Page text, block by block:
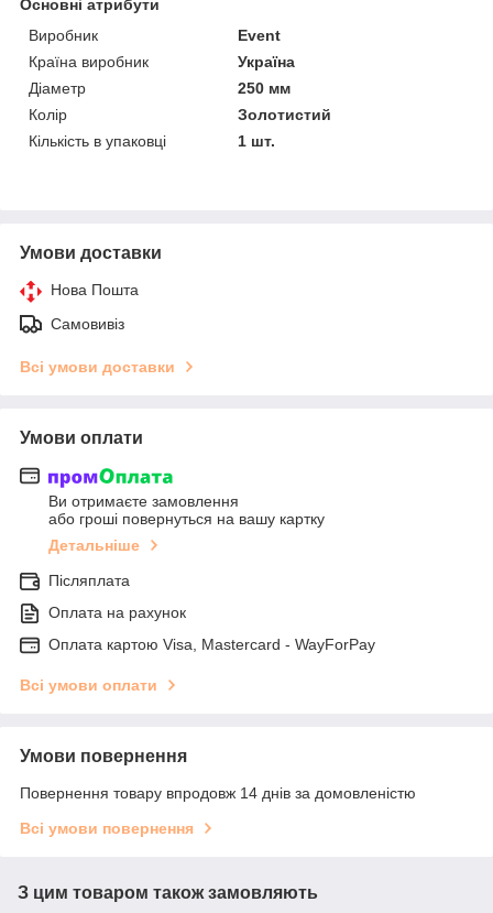
Основні атрибути
Виробник
Event
Країна виробник
Україна
Діаметр
250 мм
Колір
Золотистий
Кількість в упаковці
1 шт.
Умови доставки
Нова Пошта
Самовивіз
Всі умови доставки
Умови оплати
Ви отримаєте замовлення
або гроші повернуться на вашу картку
Детальніше
Післяплата
Оплата на рахунок
Оплата картою Visa, Mastercard - WayForPay
Всі умови оплати
Умови повернення
Повернення товару впродовж 14 днів за домовленістю
Всі умови повернення
З цим товаром також замовляють